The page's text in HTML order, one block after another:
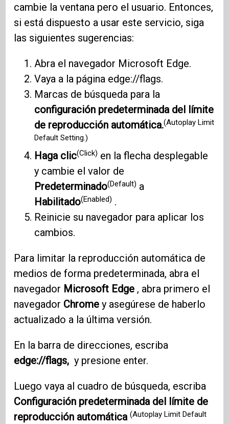
cambie la ventana pero el usuario. Entonces,
si está dispuesto a usar este servicio, siga
las siguientes sugerencias:
Abra el navegador Microsoft Edge.
Vaya a la página edge://flags.
Marcas de búsqueda para la
configuración predeterminada del límite
de reproducción automática.(Autoplay Limit
Default Setting.)
Haga clic(Click) en la flecha desplegable
y cambie el valor de
Predeterminado(Default) a
Habilitado(Enabled) .
Reinicie su navegador para aplicar los
cambios.
Para limitar la reproducción automática de
medios de forma predeterminada, abra el
navegador Microsoft Edge , abra primero el
navegador Chrome y asegúrese de haberlo
actualizado a la última versión.
En la barra de direcciones, escriba
edge://flags, y presione enter.
Luego vaya al cuadro de búsqueda, escriba
Configuración predeterminada del límite de
reproducción automática(Autoplay Limit Default